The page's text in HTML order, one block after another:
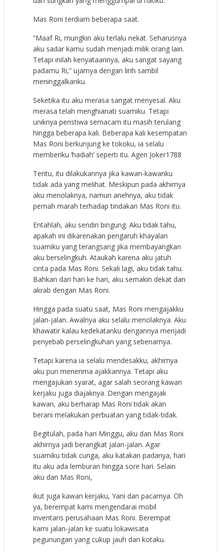
Mas Roni terdiam beberapa saat.
“Maaf Ri, mungkin aku terlalu nekat. Seharusnya
aku sadar kamu sudah menjadi milik orang lain.
Tetapi inilah kenyataannya, aku sangat sayang
padamu Ri,” ujarnya dengan lirih sambil
meninggalkanku.
Seketika itu aku merasa sangat menyesal. Aku
merasa telah menghianati suamiku. Tetapi
uniknya peristiwa semacam itu masih terulang
hingga beberapa kali. Beberapa kali kesempatan
Mas Roni berkunjung ke tokoku, ia selalu
memberiku ‘hadiah’ seperti itu.Agen Joker1788
Tentu, itu dilakukannya jika kawan-kawanku
tidak ada yang melihat. Meskipun pada akhirnya
aku menolaknya, namun anehnya, aku tidak
pernah marah terhadap tindakan Mas Roni itu.
Entahlah, aku sendiri bingung. Aku tidak tahu,
apakah ini dikarenakan pengaruh khayalan
suamiku yang terangsang jika membayangkan
aku berselingkuh. Ataukah karena aku jatuh
cinta pada Mas Roni. Sekali lagi, aku tidak tahu.
Bahkan dari hari ke hari, aku semakin dekat dan
akrab dengan Mas Roni.
Hingga pada suatu saat, Mas Roni mengajakku
jalan-jalan. Awalnya aku selalu menolaknya. Aku
khawatir kalau kedekatanku dengannya menjadi
penyebab perselingkuhan yang sebenarnya.
Tetapi karena ia selalu mendesakku, akhirnya
aku pun menerima ajakkannya. Tetapi aku
mengajukan syarat, agar salah seorang kawan
kerjaku juga diajaknya. Dengan mengajak
kawan, aku berharap Mas Roni tidak akan
berani melakukan perbuatan yang tidak-tidak.
Begitulah, pada hari Minggu, aku dan Mas Roni
akhirnya jadi berangkat jalan-jalan. Agar
suamiku tidak curiga, aku katakan padanya, hari
itu aku ada lemburan hingga sore hari. Selain
aku dan Mas Roni,
ikut juga kawan kerjaku, Yani dan pacarnya. Oh
ya, berempat kami mengendarai mobil
inventaris perusahaan Mas Roni. Berempat
kami jalan-jalan ke suatu lokawisata
pegunungan yang cukup jauh dari kotaku.